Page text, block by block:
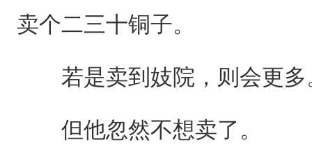
卖个二三十铜子。
若是卖到妓院，则会更多
但他忽然不想卖了。